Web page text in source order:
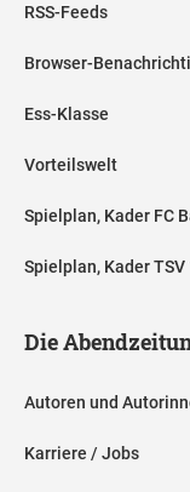
RSS-Feeds
Browser-
Ess-Klasse
Vorteilswelt
Spielplan, Kader FC
Spielplan, Kader TSV
Die
Autoren und
Karriere / Jobs